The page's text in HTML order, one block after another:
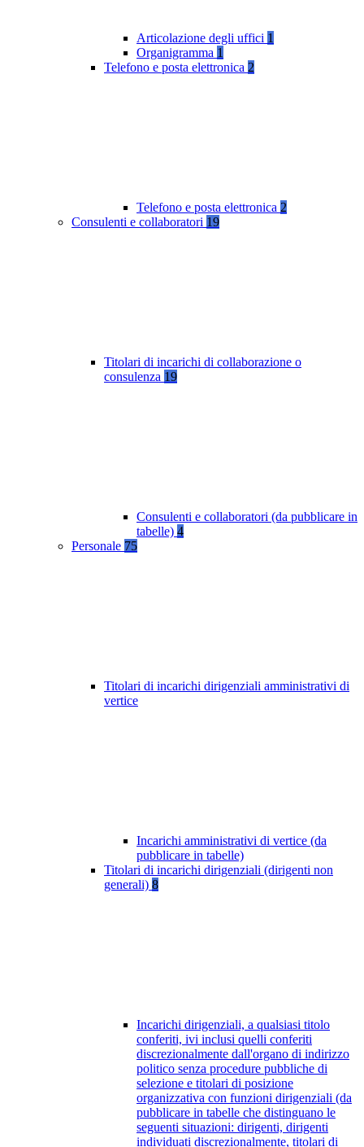
Articolazione degli uffici 1
Organigramma 1
Telefono e posta elettronica 2
Telefono e posta elettronica 2
Consulenti e collaboratori 19
Titolari di incarichi di collaborazione o
consulenza 19
Consulenti e collaboratori (da pubblicare in
tabelle) 4
Personale 75
Titolari di incarichi dirigenziali amministrativi di
vertice
Incarichi amministrativi di vertice (da
pubblicare in tabelle)
Titolari di incarichi dirigenziali (dirigenti non
generali) 8
Incarichi dirigenziali, a qualsiasi titolo
conferiti, ivi inclusi quelli conferiti
discrezionalmente dall'organo di indirizzo
politico senza procedure pubbliche di
selezione e titolari di posizione
organizzativa con funzioni dirigenziali (da
pubblicare in tabelle che distinguano le
seguenti situazioni: dirigenti, dirigenti
individuati discrezionalmente, titolari di